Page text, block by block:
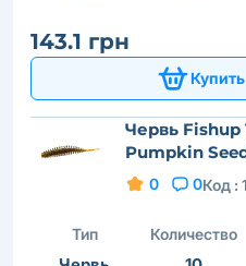
143.1 грн
Купить
Червь Fishup
Pumpkin
0 0Код :
Тип Количество